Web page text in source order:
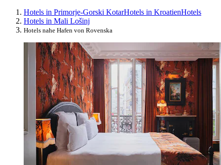
Hotels in Primorje-Gorski KotarHotels in KroatienHotels
Hotels in Mali Lošinj
Hotels nahe Hafen von Rovenska